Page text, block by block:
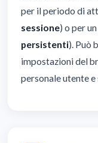
per il periodo di
sessione) o per
persistenti). Può
impostazioni del
personale utente